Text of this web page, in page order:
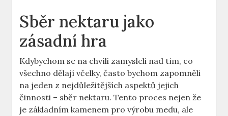
Sběr nektaru jako
zásadní hra
Kdybychom se na chvíli zamysleli nad tím, co
všechno dělají včelky, často bychom zapomněli
na jeden z nejdůležitějších aspektů jejich
činnosti – sběr nektaru. Tento proces nejen že
je základním kamenem pro výrobu medu, ale